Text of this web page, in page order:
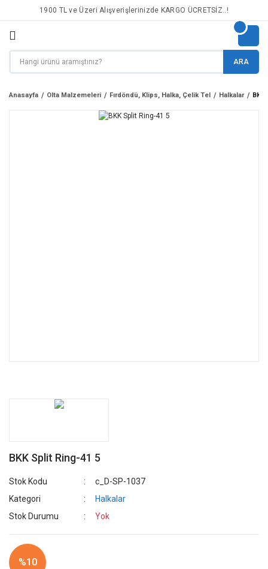
1900 TL ve Üzeri Alışverişlerinizde KARGO ÜCRETSİZ..!
ARA
Anasayfa Olta Malzemeleri Fırdöndü, Klips, Halka, Çelik Tel Halkalar
BKK Split Ring-41 5
Stok Kodu
c_D-SP-1037
Kategori
Halkalar
Stok Durumu
Yok
%10